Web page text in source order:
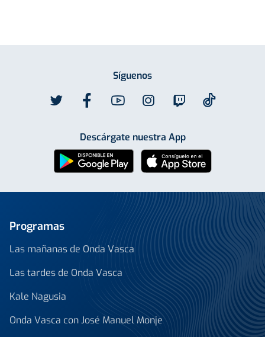
Síguenos
Descárgate nuestra App
Programas
Las mañanas de Onda Vasca
Las tardes de Onda Vasca
Kale Nagusia
Onda Vasca con José Manuel Monje